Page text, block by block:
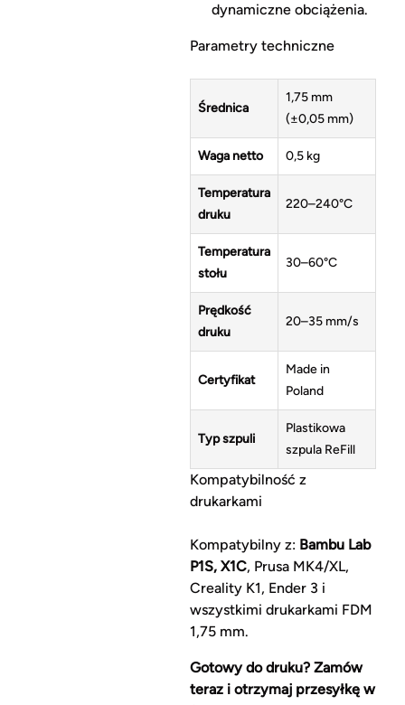
dynamiczne obciążenia.
Parametry techniczne
Średnica
1,75 mm
(±0,05 mm)
Waga netto 0,5 kg
Temperatura
druku
220–240°C
Temperatura
stołu
30–60°C
Prędkość
druku
20–35 mm/s
Certyfikat
Made in
Poland
Typ szpuli
Plastikowa
szpula ReFill
Kompatybilność z
drukarkami
Kompatybilny z: Bambu Lab
P1S, X1C, Prusa MK4/XL,
Creality K1, Ender 3 i
wszystkimi drukarkami FDM
1,75 mm.
Gotowy do druku? Zamów
teraz i otrzymaj przesyłkę w